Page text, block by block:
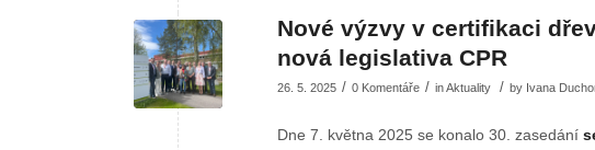
Nové výzvy v certifikaci
nová legislativa CPR
26. 5. 2025 / 0 Komentáře / inAktuality / by Ivana
Dne 7. května 2025 se konalo 30. zasedání